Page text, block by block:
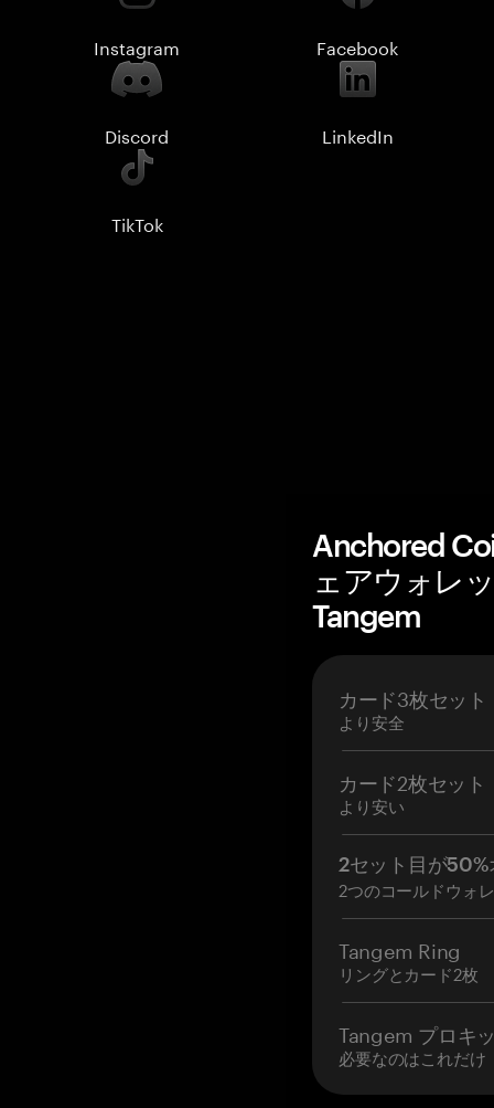
Instagram Facebook
Discord LinkedIn
TikTok
Anchored
ェアウォレ
Tangem
カード3枚セット
より安全
カード2枚セット
より安い
2セット目が50%
2つのコールドウォ
Tangem Ring
リングとカード2枚
Tangem プロキ
必要なのはこれだけ